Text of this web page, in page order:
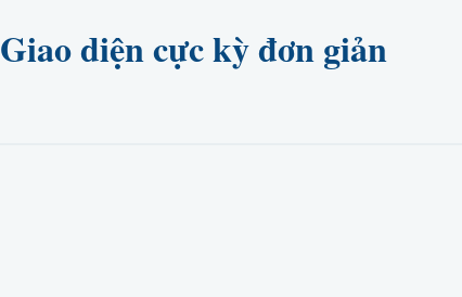
Giao diện cực kỳ đơn giản